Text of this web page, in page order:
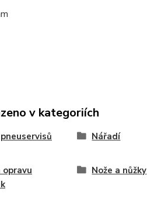
v kategoriích
Nářadí
opravu
Nože a nůžky